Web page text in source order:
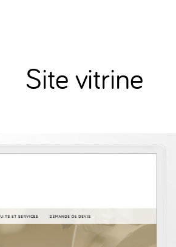
Site vitrine